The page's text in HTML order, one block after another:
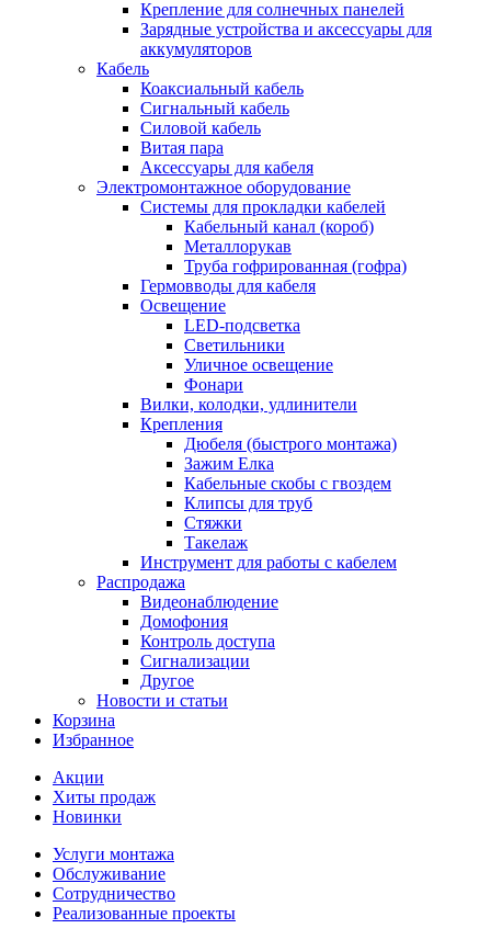
Крепление для солнечных панелей
Зарядные устройства и аксессуары для
аккумуляторов
Кабель
Коаксиальный кабель
Сигнальный кабель
Силовой кабель
Витая пара
Аксессуары для кабеля
Электромонтажное оборудование
Системы для прокладки кабелей
Кабельный канал (короб)
Металлорукав
Труба гофрированная (гофра)
Гермовводы для кабеля
Освещение
LED-подсветка
Светильники
Уличное освещение
Фонари
Вилки, колодки, удлинители
Крепления
Дюбеля (быстрого монтажа)
Зажим Елка
Кабельные скобы с гвоздем
Клипсы для труб
Стяжки
Такелаж
Инструмент для работы с кабелем
Распродажа
Видеонаблюдение
Домофония
Контроль доступа
Сигнализации
Другое
Новости и статьи
Корзина
Избранное
Акции
Хиты продаж
Новинки
Услуги монтажа
Обслуживание
Сотрудничество
Реализованные проекты